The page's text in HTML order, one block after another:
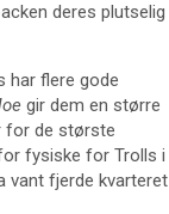
deres plutselig
har flere gode
gir dem en større
for de største
fysiske for Trolls i
vant fjerde kvarteret